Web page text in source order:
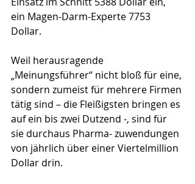
ein Magen-Darm-Experte 7753
Dollar.
Weil herausragende
„Meinungsführer“ nicht bloß für eine,
sondern zumeist für mehrere Firmen
tätig sind – die Fleißigsten bringen es
auf ein bis zwei Dutzend -, sind für
sie durchaus Pharma- zuwendungen
von jährlich über einer Viertelmillion
Dollar drin.